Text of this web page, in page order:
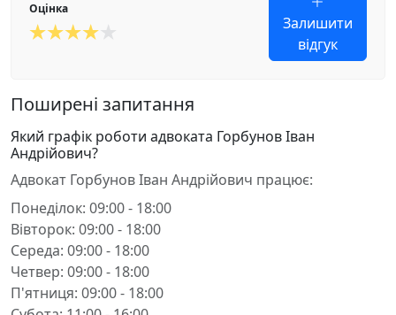
Оцінка
Залишити
відгук
Поширені запитання
Який графік роботи адвоката Горбунов Іван
Андрійович?
Адвокат Горбунов Іван Андрійович працює:
Понеділок: 09:00 - 18:00
Вівторок: 09:00 - 18:00
Середа: 09:00 - 18:00
Четвер: 09:00 - 18:00
П'ятниця: 09:00 - 18:00